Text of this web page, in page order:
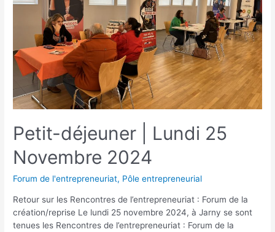
Petit-déjeuner | Lundi 25
Novembre 2024
Forum de l'entrepreneuriat, Pôle entrepreneurial
Retour sur les Rencontres de l’entrepreneuriat : Forum de la
création/reprise Le lundi 25 novembre 2024, à Jarny se sont
tenues les Rencontres de l’entrepreneuriat : Forum de la